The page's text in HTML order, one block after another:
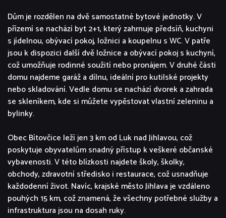
Dům je rozdělen na dvě samostatné bytové jednotky. V
přízemí se nachází byt 2+1, který zahrnuje předsíň, kuchyni
s jídelnou, obývací pokoj, ložnici a koupelnu s WC. V patře
jsou k dispozici další dvě ložnice a obývací pokoj s kuchyní,
což umožňuje rodinné soužití nebo pronájem. V druhé části
domu najdeme garáž a dílnu, ideální pro kutilské projekty
nebo skladování. Vedle domu se nachází dvorek a zahrada
se skleníkem, kde si můžete vypěstovat vlastní zeleninu a
bylinky.
Obec Bítovčice leží jen 3 km od Luk nad Jihlavou, což
poskytuje obyvatelům snadný přístup k veškeré občanské
vybavenosti. V této blízkosti najdete školy, školky,
obchody, zdravotní středisko i restaurace, což usnadňuje
každodenní život. Navíc, krajské město Jihlava je vzdáleno
pouhých 15 km, což znamená, že všechny potřebné služby a
infrastruktura jsou na dosah ruky.